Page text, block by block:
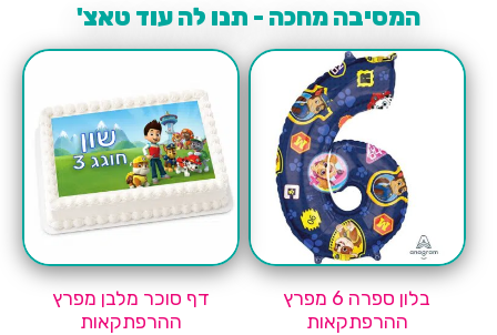
המסיבה מחכה - תנו לה עוד טאצ'
בלון ספרה 6 מפרץ
ההרפתקאות
דף סוכר מלבן מפרץ
ההרפתקאות